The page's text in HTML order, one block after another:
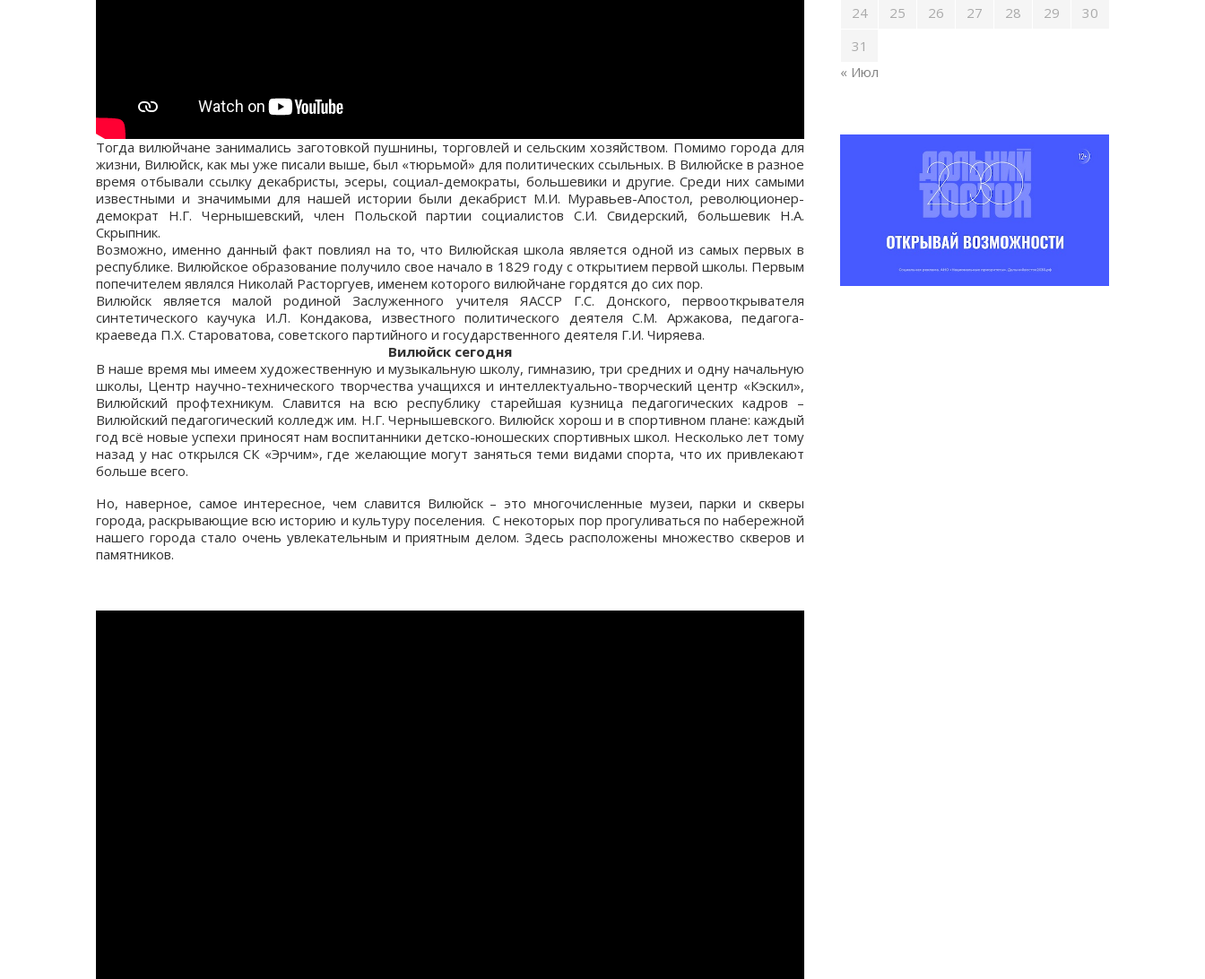
Тогда вилюйчане занимались заготовкой пушнины, торговлей и сельским хозяйством. Помимо города для
жизни, Вилюйск, как мы уже писали выше, был «тюрьмой» для политических ссыльных. В Вилюйске в разное
время отбывали ссылку декабристы, эсеры, социал-демократы, большевики и другие. Среди них самыми
известными и значимыми для нашей истории были декабрист М.И. Муравьев-Апостол, революционер-
демократ Н.Г. Чернышевский, член Польской партии социалистов С.И. Свидерский, большевик Н.А.
Скрыпник.
Возможно, именно данный факт повлиял на то, что Вилюйская школа является одной из самых первых в
республике. Вилюйское образование получило свое начало в 1829 году с открытием первой школы. Первым
попечителем являлся Николай Расторгуев, именем которого вилюйчане гордятся до сих пор.
Вилюйск является малой родиной Заслуженного учителя ЯАССР Г.С. Донского, первооткрывателя
синтетического каучука И.Л. Кондакова, известного политического деятеля С.М. Аржакова, педагога-
краеведа П.Х. Староватова, советского партийного и государственного деятеля Г.И. Чиряева.
Вилюйск сегодня
В наше время мы имеем художественную и музыкальную школу, гимназию, три средних и одну начальную
школы, Центр научно-технического творчества учащихся и интеллектуально-творческий центр «Кэскил»,
Вилюйский профтехникум. Славится на всю республику старейшая кузница педагогических кадров –
Вилюйский педагогический колледж им. Н.Г. Чернышевского. Вилюйск хорош и в спортивном плане: каждый
год всё новые успехи приносят нам воспитанники детско-юношеских спортивных школ. Несколько лет тому
назад у нас открылся СК «Эрчим», где желающие могут заняться теми видами спорта, что их привлекают
больше всего.
Но, наверное, самое интересное, чем славится Вилюйск – это многочисленные музеи, парки и скверы
города, раскрывающие всю историю и культуру поселения. С некоторых пор прогуливаться по набережной
нашего города стало очень увлекательным и приятным делом. Здесь расположены множество скверов и
памятников.
24
25 26 27 28 29
30
31
« Июл